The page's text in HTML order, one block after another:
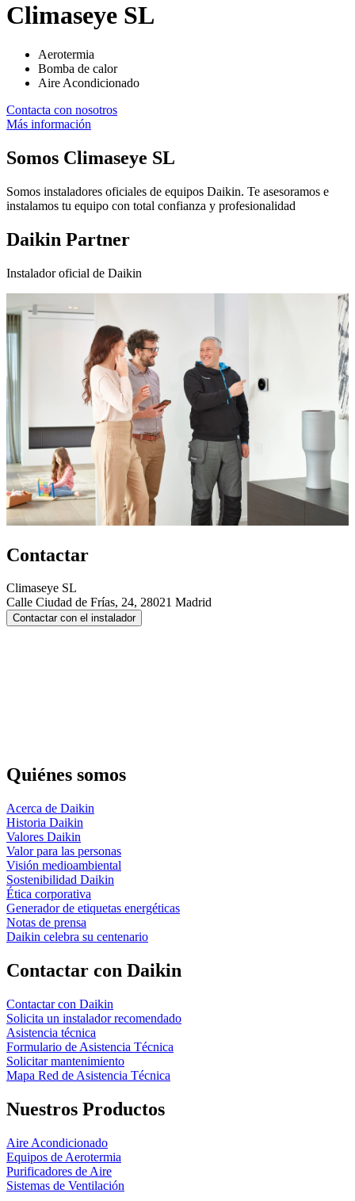
Climaseye SL
Aerotermia
Bomba de calor
Aire Acondicionado
Contacta con nosotros
Más información
Somos Climaseye SL
Somos instaladores oficiales de equipos Daikin. Te asesoramos e
instalamos tu equipo con total confianza y profesionalidad
Daikin Partner
Instalador oficial de Daikin
Contactar
Climaseye SL
Calle Ciudad de Frías, 24, 28021 Madrid
Contactar con el instalador
Quiénes somos
Acerca de Daikin
Historia Daikin
Valores Daikin
Valor para las personas
Visión medioambiental
Sostenibilidad Daikin
Ética corporativa
Generador de etiquetas energéticas
Notas de prensa
Daikin celebra su centenario
Contactar con Daikin
Contactar con Daikin
Solicita un instalador recomendado
Asistencia técnica
Formulario de Asistencia Técnica
Solicitar mantenimiento
Mapa Red de Asistencia Técnica
Nuestros Productos
Aire Acondicionado
Equipos de Aerotermia
Purificadores de Aire
Sistemas de Ventilación